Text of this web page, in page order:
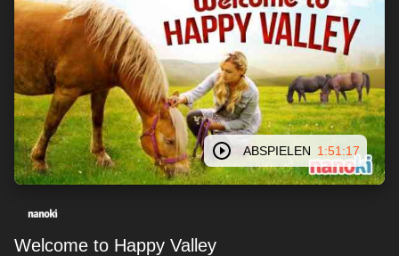
ABSPIELEN 1:51:17
Welcome to Happy Valley